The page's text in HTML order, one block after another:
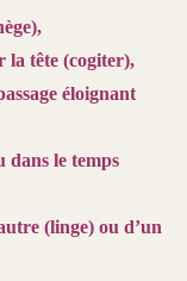
la tête (cogiter),
éloignant
dans le temps
(linge) ou d’un